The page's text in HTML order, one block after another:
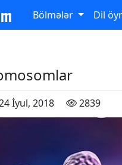
Bölmələr Dil
İyul, 2018 2839